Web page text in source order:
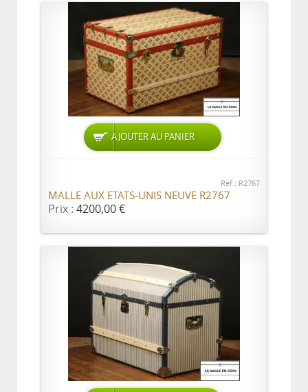
AJOUTER AU PANIER
Réf.: R2767
MALLE AUX ETATS-UNIS NEUVE R2767
Prix : 4200,00 €